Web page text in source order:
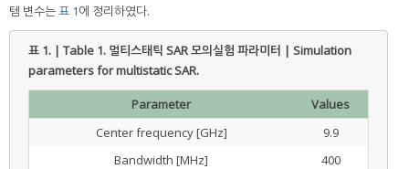
템 변수는표 1에 정리하였다.
표 1. | Table 1. 멀티스태틱 SAR 모의실험 파라미터 | Simulation
parameters for multistatic SAR.
Parameter
Values
Center frequency [GHz]
9.9
Bandwidth [MHz]
400